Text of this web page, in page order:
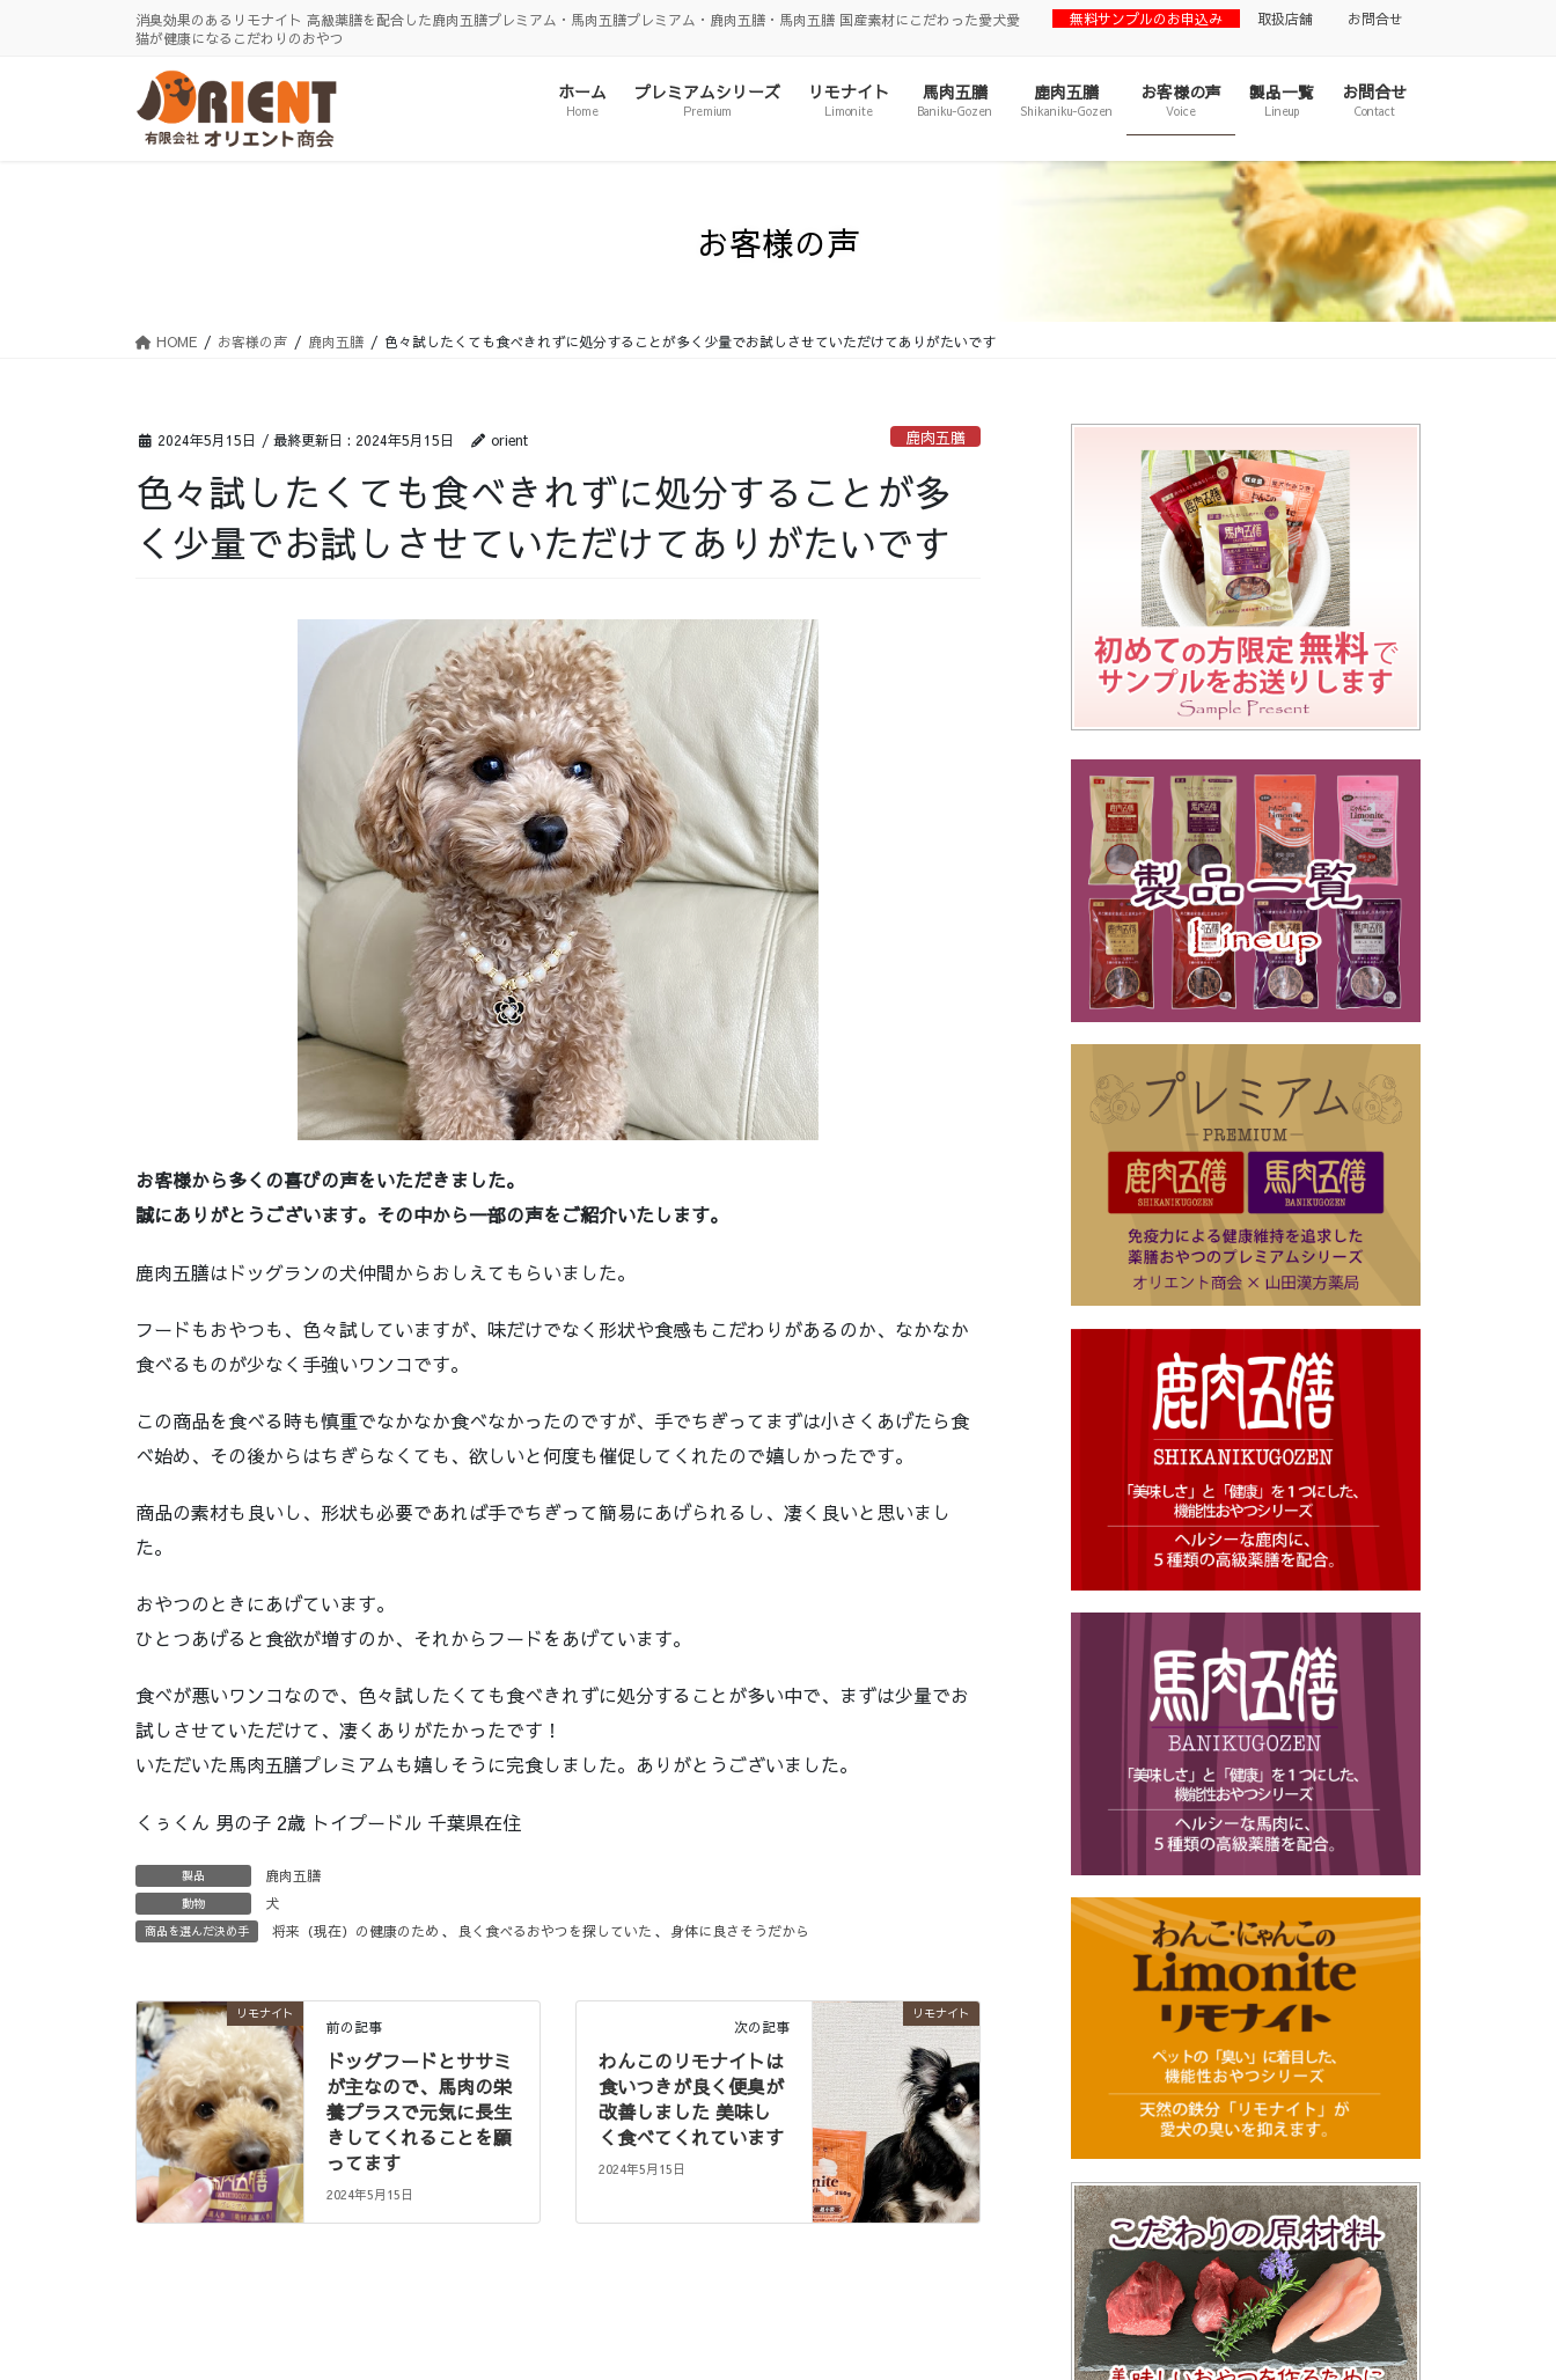
消臭効果のあるリモナイト 高級薬膳を配合した鹿肉五膳プレミアム・馬肉五膳プレミアム・鹿肉五膳・馬肉五膳 国産素材にこだわった愛犬愛
猫が健康になるこだわりのおやつ
無料サンプルのお申込み 取扱店舗 お問合せ
ホーム
Home
プレミアムシリーズ
Premium
リモナイト
Limonite
馬肉五膳
Baniku-Gozen
鹿肉五膳
Shikaniku-Gozen
お客様の声
Voice
製品一覧
Lineup
お問合せ
Contact
お客様の声
HOME お客様の声 鹿肉五膳 色々試したくても食べきれずに処分することが多く少量でお試しさせていただけてありがたいです
2024年5月15日 / 最終更新日 : 2024年5月15日 orient 鹿肉五膳
色々試したくても食べきれずに処分することが多
く少量でお試しさせていただけてありがたいです
お客様から多くの喜びの声をいただきました。
誠にありがとうございます。その中から一部の声をご紹介いたします。
鹿肉五膳はドッグランの犬仲間からおしえてもらいました。
フードもおやつも、色々試していますが、味だけでなく形状や食感もこだわりがあるのか、なかなか
食べるものが少なく手強いワンコです。
この商品を食べる時も慎重でなかなか食べなかったのですが、手でちぎってまずは小さくあげたら食
べ始め、その後からはちぎらなくても、欲しいと何度も催促してくれたので嬉しかったです。
商品の素材も良いし、形状も必要であれば手でちぎって簡易にあげられるし、凄く良いと思いまし
た。
おやつのときにあげています。
ひとつあげると食欲が増すのか、それからフードをあげています。
食べが悪いワンコなので、色々試したくても食べきれずに処分することが多い中で、まずは少量でお
試しさせていただけて、凄くありがたかったです！
いただいた馬肉五膳プレミアムも嬉しそうに完食しました。ありがとうございました。
くぅくん 男の子 2歳 トイプードル 千葉県在住
製品 鹿肉五膳
動物 犬
商品を選んだ決め手 将来（現在）の健康のため 、 良く食べるおやつを探していた 、 身体に良さそうだから
リモナイト
前の記事
ドッグフードとササミ
が主なので、馬肉の栄
養プラスで元気に長生
きしてくれることを願
ってます
2024年5月15日
リモナイト
次の記事
わんこのリモナイトは
食いつきが良く便臭が
改善しました 美味し
く食べてくれています
2024年5月15日